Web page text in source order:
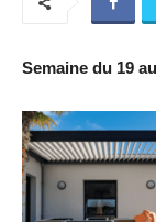
Semaine du 19